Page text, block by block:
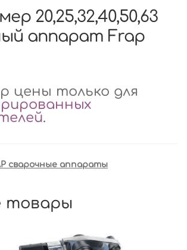
20,25,32,40,50,63
аппарат Frap
цены только для
.
сварочные аппараты
товары